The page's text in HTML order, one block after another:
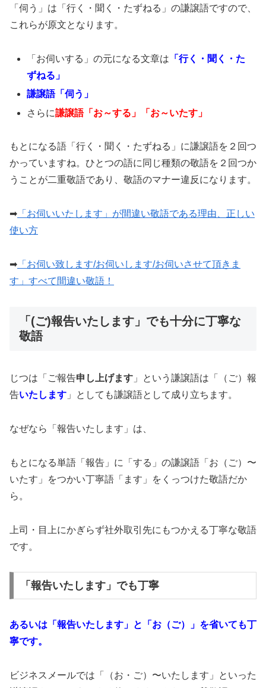
「伺う」は「行く・聞く・たずねる」の謙譲語ですので、
これらが原文となります。
「お伺いする」の元になる文章は 「行く・聞く・た
ずねる」
謙譲語「伺う」
さらに謙譲語「お～する」「お～いたす」
もとになる語「行く・聞く・たずねる」に謙譲語を２回つ
かっていますね。ひとつの語に同じ種類の敬語を２回つか
うことが二重敬語であり、敬語のマナー違反になります。
➡︎ 「お伺いいたします」が間違い敬語である理由、正しい
使い方
➡︎ 「お伺い致します/お伺いします/お伺いさせて頂きま
す」すべて間違い敬語！
「(ご)報告いたします」でも十分に丁寧な
敬語
じつは「ご報告申し上げます 」という謙譲語は「（ご）報
告いたします 」としても謙譲語として成り立ちます。
なぜなら「報告いたします」は、
もとになる単語「報告」に「する」の謙譲語「お（ご）〜
いたす」をつかい丁寧語「ます」をくっつけた敬語だか
ら。
上司・目上にかぎらず社外取引先にもつかえる丁寧な敬語
です。
「報告いたします」でも丁寧
あるいは「報告いたします」と「お（ご）」を省いても丁
寧です。
ビジネスメールでは「（お・ご）〜いたします」といった